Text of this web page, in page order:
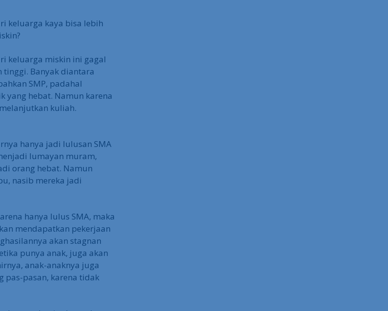
keluarga kaya bisa lebih
keluarga miskin ini gagal
Banyak diantara
SMP, padahal
yang hebat. Namun karena
kuliah.
hanya jadi lulusan SMA
lumayan muram,
orang hebat. Namun
nasib mereka jadi
hanya lulus SMA, maka
mendapatkan pekerjaan
akan stagnan
punya anak, juga akan
anak-anaknya juga
pas-pasan, karena tidak